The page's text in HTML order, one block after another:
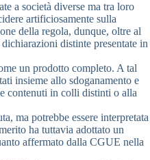
a società diverse ma tra loro
artificiosamente sulla
della regola, dunque, oltre al
distinte presentate in
un prodotto completo. A tal
insieme allo sdoganamento e
contenuti in colli distinti o alla
ma potrebbe essere interpretata
ha tuttavia adottato un
affermato dalla CGUE nella